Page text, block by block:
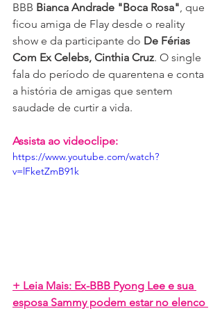
BBB Bianca Andrade "Boca Rosa", que
ficou amiga de Flay desde o reality
show e da participante do De Férias
Com Ex Celebs, Cinthia Cruz. O single
fala do período de quarentena e conta
a história de amigas que sentem
saudade de curtir a vida.
Assista ao videoclipe:
https://www.youtube.com/watch?
v=lFketZmB91k
+ Leia Mais: Ex-BBB Pyong Lee e sua
esposa Sammy podem estar no elenco